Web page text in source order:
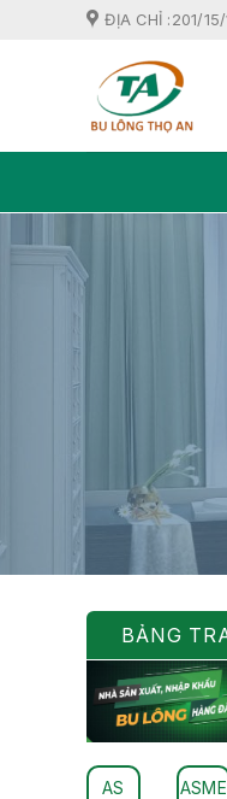
ĐỊA CHỈ :201/
BẢNG
AS ASME